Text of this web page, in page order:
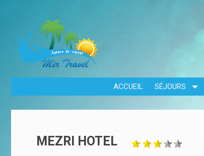
ACCUEIL SÉJOURS
MEZRI HOTEL